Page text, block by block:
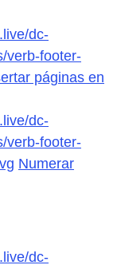
dc-
verb-footer-
páginas en
dc-
verb-footer-
Numerar
dc-